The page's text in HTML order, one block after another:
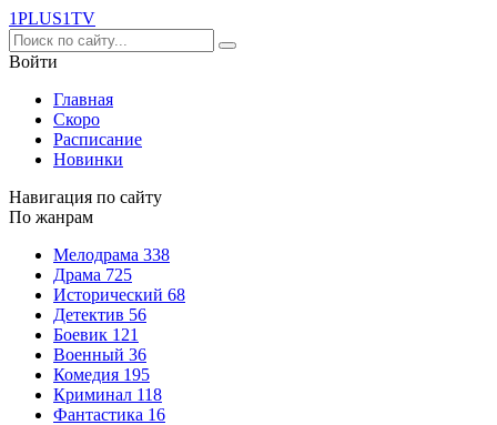
1PLUS1TV
Войти
Главная
Скоро
Расписание
Новинки
Навигация по сайту
По жанрам
Мелодрама 338
Драма 725
Исторический 68
Детектив 56
Боевик 121
Военный 36
Комедия 195
Криминал 118
Фантастика 16